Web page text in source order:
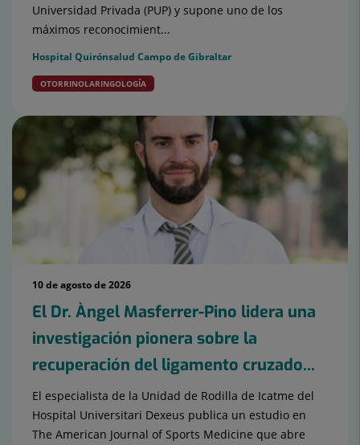
Universidad Privada (PUP) y supone uno de los
máximos reconocimient...
Hospital Quirónsalud Campo de Gibraltar
OTORRINOLARINGOLOGÍA
10 de agosto de 2026
El Dr. Àngel Masferrer-Pino lidera una
investigación pionera sobre la
recuperación del ligamento cruzado...
El especialista de la Unidad de Rodilla de Icatme del
Hospital Universitari Dexeus publica un estudio en
The American Journal of Sports Medicine que abre